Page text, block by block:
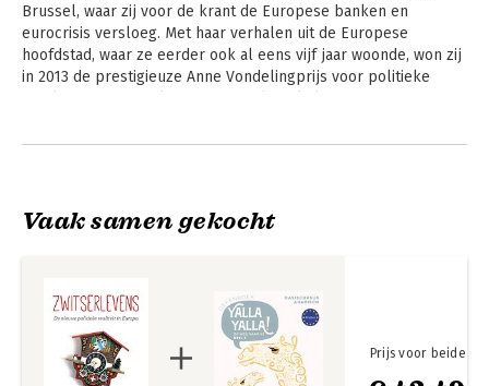
Brussel, waar zij voor de krant de Europese banken en
eurocrisis versloeg. Met haar verhalen uit de Europese
hoofdstad, waar ze eerder ook al eens vijf jaar woonde, won zij
in 2013 de prestigieuze Anne Vondelingprijs voor politieke
boeken. Caroline haalde met haar werk tweemaal de shortlist
Andere boeken door Caroline de
Vaak samen gekocht
Prijs voor beide